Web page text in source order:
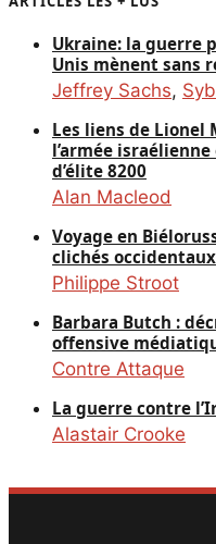
Ukraine: la guerre
Unis mènent sans
Jeffrey Sachs,
Les liens de Lionel
l’armée
d’élite 8200
Alan Macleod
Voyage en
clichés occidentaux
Philippe Stroot
Barbara Butch :
offensive
Contre Attaque
La guerre contre
Alastair Crooke